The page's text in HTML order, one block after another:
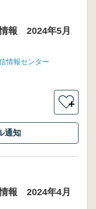
報 2024年5月
情報センター
＋
通知
報 2024年4月